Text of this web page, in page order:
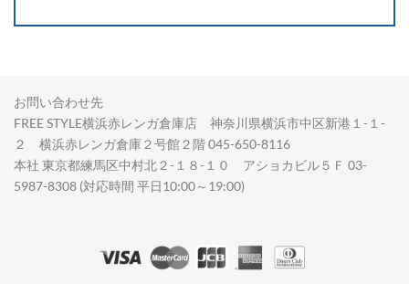
お問い合わせ先
FREE STYLE横浜赤レンガ倉庫店 神奈川県横浜市中区新港１-１-
２ 横浜赤レンガ倉庫２号館２階 045-650-8116
本社 東京都練馬区中村北２-１８-１０ アショカビル５Ｆ 03-
5987-8308 (対応時間 平日10:00～19:00)